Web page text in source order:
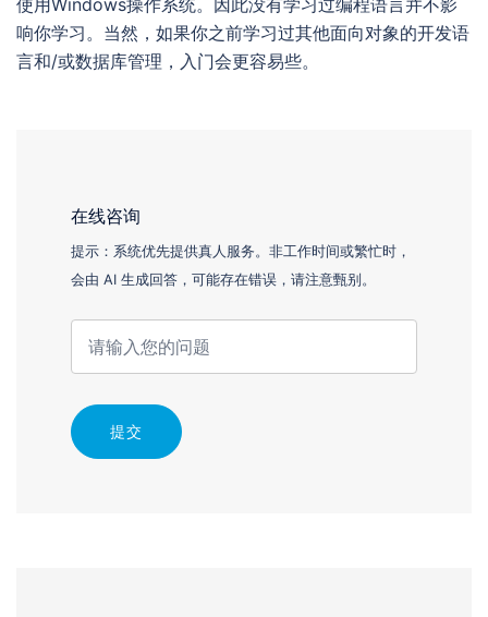
响你学习。当然，如果你之前学习过其他面向对象的开发语
言和/或数据库管理，入门会更容易些。
在线咨询
提示：系统优先提供真人服务。非工作时间或繁忙时，
会由 AI 生成回答，可能存在错误，请注意甄别。
提交